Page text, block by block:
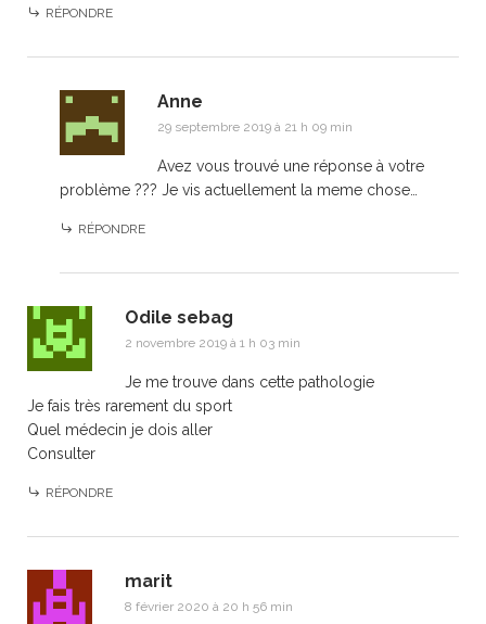
RÉPONDRE
Anne
29 septembre 2019 à 21 h 09 min
Avez vous trouvé une réponse à votre
problème ??? Je vis actuellement la meme chose…
RÉPONDRE
Odile sebag
2 novembre 2019 à 1 h 03 min
Je me trouve dans cette pathologie
Je fais très rarement du sport
Quel médecin je dois aller
Consulter
RÉPONDRE
marit
8 février 2020 à 20 h 56 min